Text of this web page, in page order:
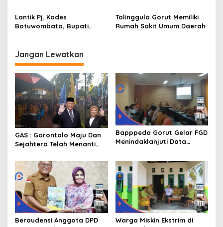
Bantuan 10 Juta
Mampu
Lantik Pj. Kades
Botuwombato, Bupati
Tolinggula Gorut Memiliki
Rumah Sakit Umum Daerah
Jangan Lewatkan
GAS : Gorontalo Maju Dan
Sejahtera Telah Menanti
Bapppeda Gorut Gelar FGD
Menindaklanjuti Data
Kesejahteraan
Beraudensi Anggota DPD
Warga Miskin Ekstrim di